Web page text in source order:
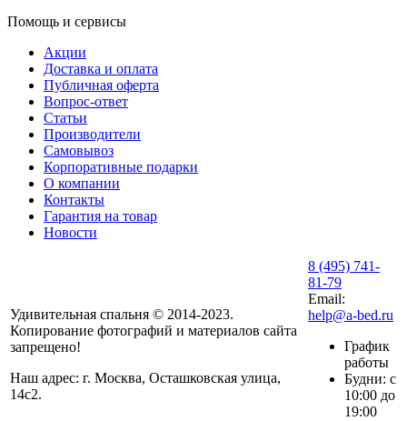
Помощь и сервисы
Акции
Доставка и оплата
Публичная оферта
Вопрос-ответ
Статьи
Производители
Самовывоз
Корпоративные подарки
О компании
Контакты
Гарантия на товар
Новости
Удивительная спальня © 2014-2023.
Копирование фотографий и материалов сайта
запрещено!
Наш адрес: г. Москва, Осташковская улица,
14с2.
8 (495) 741-
81-79
Email:
help@a-bed.ru
График
работы
Будни: с
10:00 до
19:00